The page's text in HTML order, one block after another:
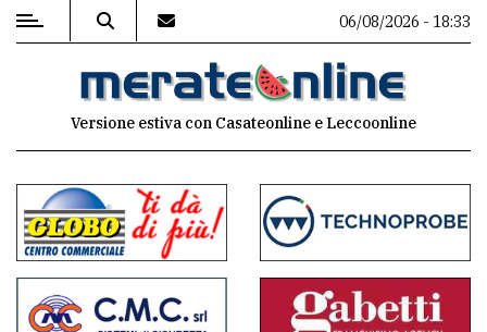
MENU
commenti
Contenuti
del
06/08/2026 - 18:33
Versione estiva con Casateonline e Leccoonline